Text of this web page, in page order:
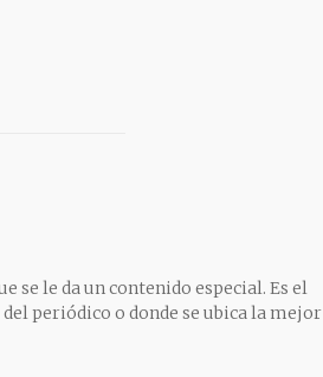
se le da un contenido especial. Es el
periódico o donde se ubica la mejor